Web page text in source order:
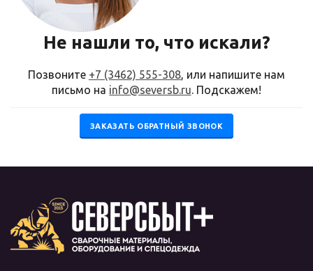
Не нашли то, что искали?
Позвоните +7 (3462) 555-308, или напишите нам
письмо на info@seversb.ru. Подскажем!
ЗАКАЗАТЬ ОБРАТНЫЙ ЗВОНОК